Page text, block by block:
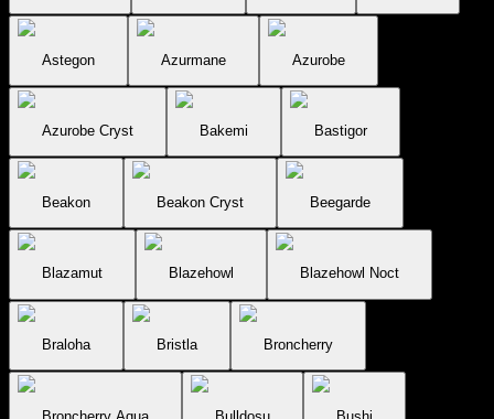
Astegon Azurmane Azurobe
Azurobe Cryst Bakemi Bastigor
Beakon Beakon Cryst Beegarde
Blazamut Blazehowl Blazehowl Noct
Braloha Bristla Broncherry